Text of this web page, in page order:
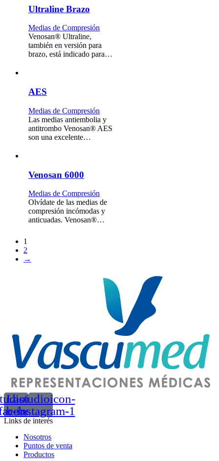
Ultraline Brazo
Medias de Compresión
Venosan® Ultraline,
también en versión para
brazo, está indicado para…
AES
Medias de Compresión
Las medias antiembolia y
antitrombo Venosan® AES
son una excelente…
Venosan 6000
Medias de Compresión
Olvídate de las medias de
compresión incómodas y
anticuadas. Venosan®…
1
2
→
Lastudioicon-
b-instagram-1
Links de interés
Nosotros
Puntos de venta
Productos